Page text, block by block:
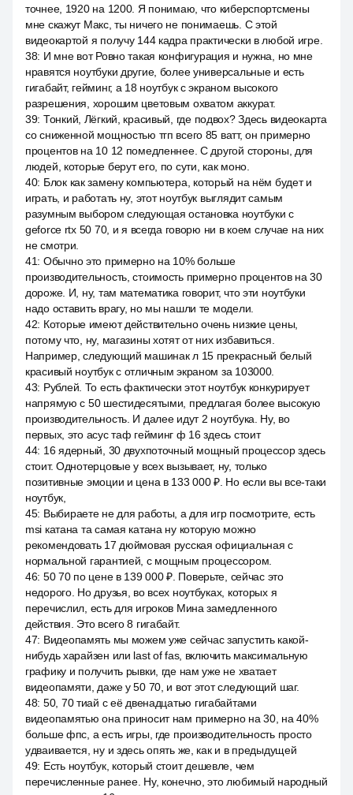
точнее, 1920 на 1200. Я понимаю, что киберспортсмены
мне скажут Макс, ты ничего не понимаешь. С этой
видеокартой я получу 144 кадра практически в любой игре.
38: И мне вот Ровно такая конфигурация и нужна, но мне
нравятся ноутбуки другие, более универсальные и есть
гигабайт, гейминг, а 18 ноутбук с экраном высокого
разрешения, хорошим цветовым охватом аккурат.
39: Тонкий, Лёгкий, красивый, где подвох? Здесь видеокарта
со сниженной мощностью тгп всего 85 ватт, он примерно
процентов на 10 12 помедленнее. С другой стороны, для
людей, которые берут его, по сути, как моно.
40: Блок как замену компьютера, который на нём будет и
играть, и работать ну, этот ноутбук выглядит самым
разумным выбором следующая остановка ноутбуки с
geforce rtx 50 70, и я всегда говорю ни в коем случае на них
не смотри.
41: Обычно это примерно на 10% больше
производительность, стоимость примерно процентов на 30
дороже. И, ну, там математика говорит, что эти ноутбуки
надо оставить врагу, но мы нашли те модели.
42: Которые имеют действительно очень низкие цены,
потому что, ну, магазины хотят от них избавиться.
Например, следующий машинак л 15 прекрасный белый
красивый ноутбук с отличным экраном за 103000.
43: Рублей. То есть фактически этот ноутбук конкурирует
напрямую с 50 шестидесятыми, предлагая более высокую
производительность. И далее идут 2 ноутбука. Ну, во
первых, это асус таф гейминг ф 16 здесь стоит
44: 16 ядерный, 30 двухпоточный мощный процессор здесь
стоит. Однотерцовые у всех вызывает, ну, только
позитивные эмоции и цена в 133 000 ₽. Но если вы все-таки
ноутбук,
45: Выбираете не для работы, а для игр посмотрите, есть
msi катана та самая катана ну которую можно
рекомендовать 17 дюймовая русская официальная с
нормальной гарантией, с мощным процессором.
46: 50 70 по цене в 139 000 ₽. Поверьте, сейчас это
недорого. Но друзья, во всех ноутбуках, которых я
перечислил, есть для игроков Мина замедленного
действия. Это всего 8 гигабайт.
47: Видеопамять мы можем уже сейчас запустить какой-
нибудь харайзен или last of fas, включить максимальную
графику и получить рывки, где нам уже не хватает
видеопамяти, даже у 50 70, и вот этот следующий шаг.
48: 50, 70 тиай с её двенадцатью гигабайтами
видеопамятью она приносит нам примерно на 30, на 40%
больше фпс, а есть игры, где производительность просто
удваивается, ну и здесь опять же, как и в предыдущей
49: Есть ноутбук, который стоит дешевле, чем
перечисленные ранее. Ну, конечно, это любимый народный